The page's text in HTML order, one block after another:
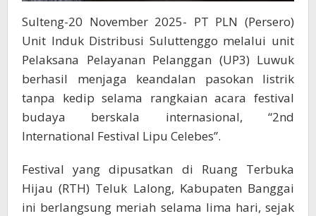
Sulteng-20 November 2025- PT PLN (Persero)
Unit Induk Distribusi Suluttenggo melalui unit
Pelaksana Pelayanan Pelanggan (UP3) Luwuk
berhasil menjaga keandalan pasokan listrik
tanpa kedip selama rangkaian acara festival
budaya berskala internasional, “2nd
International Festival Lipu Celebes”.
Festival yang dipusatkan di Ruang Terbuka
Hijau (RTH) Teluk Lalong, Kabupaten Banggai
ini berlangsung meriah selama lima hari, sejak